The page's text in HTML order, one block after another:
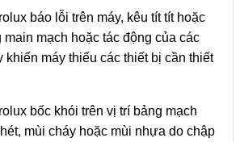
báo lỗi trên máy, kêu tít tít hoặc
main mạch hoặc tác động của các
khiến máy thiếu các thiết bị cần thiết
bốc khói trên vị trí bảng mạch
mùi cháy hoặc mùi nhựa do chập